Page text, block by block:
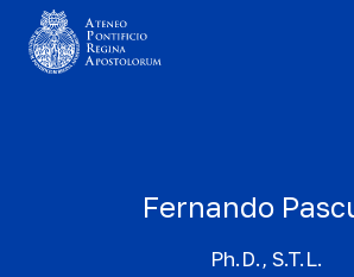
Fernando
Ph.D., S.T.L.